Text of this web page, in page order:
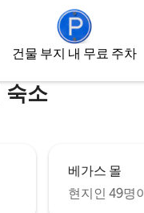
건물 부지 내 무료 주차
숙소
베가스 몰
현지인 49명